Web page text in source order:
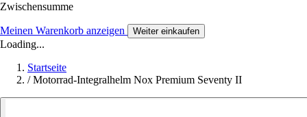
Zwischensumme
Meinen Warenkorb anzeigen Weiter einkaufen
Loading...
Startseite
/ Motorrad-Integralhelm Nox Premium Seventy II